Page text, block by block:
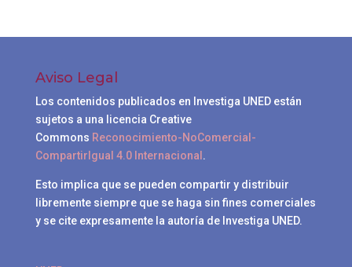
Aviso Legal
Los contenidos publicados en Investiga UNED están
sujetos a una licencia Creative
Commons Reconocimiento-NoComercial-
CompartirIgual 4.0 Internacional.
Esto implica que se pueden compartir y distribuir
libremente siempre que se haga sin fines comerciales
y se cite expresamente la autoría de Investiga UNED.